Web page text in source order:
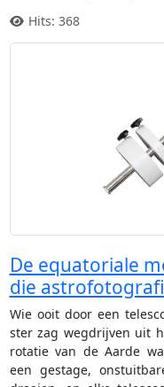
Hits: 368
De equatoriale
die
Wie ooit door een
ster zag wegdrijven uit
rotatie van de Aarde
een gestage,